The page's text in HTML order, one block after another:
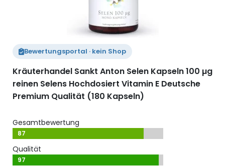
Bewertungsportal · kein Shop
Kräuterhandel Sankt Anton Selen Kapseln 100 µg
reinen Selens Hochdosiert Vitamin E Deutsche
Premium Qualität (180 Kapseln)
Gesamtbewertung
87
Qualität
97